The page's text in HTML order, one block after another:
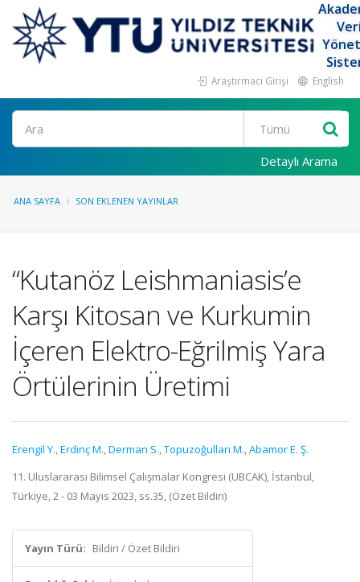
Araştırmacı Girişi English
Ara
Detaylı Arama
ANA SAYFA SON EKLENEN YAYINLAR
“Kutanöz Leishmaniasis’e
Karşı Kitosan ve Kurkumin
İçeren Elektro-Eğrilmiş Yara
Örtülerinin Üretimi
Erengil Y.,Erdinç M.,Derman S.,Topuzoğulları M.,Abamor E. Ş.
11. Uluslararası Bilimsel Çalışmalar Kongresi (UBCAK), İstanbul,
Türkiye, 2 - 03 Mayıs 2023, ss.35, (Özet Bildiri)
Yayın Türü: Bildiri / Özet Bildiri